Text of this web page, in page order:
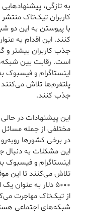
به تازگی،
کاربران تیک‌تاک
کنند. این اقدام به
جذب کاربران بیشتر و
است. رقابت بین
اینستاگرام و فیسبوک
پلتفرم‌ها تلاش می‌کنند
جذب کنند.
این پیشنهادات در
مختلفی از جمله
در برخی کشورها
این مشکلات به دنبال
اینستاگرام و فیسبوک
تلاش می‌کنند تا این
۵۰۰۰ دلار به
از تیک‌تاک مهاجرت
شبکه‌های اجتماعی